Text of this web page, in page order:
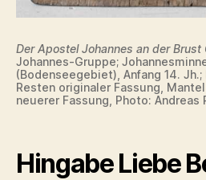
Der Apostel Johannes an der Brust
Johannes-Gruppe;
(Bodenseegebiet), Anfang 14.
Resten originaler Fassung,
neuerer Fassung, Photo: Andreas
Hingabe Liebe